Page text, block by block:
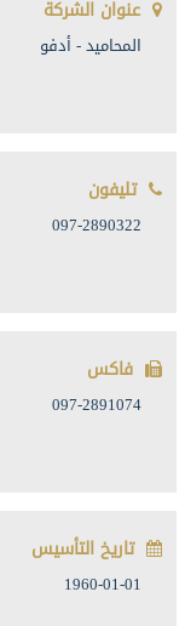
عنوان الشركة
المحاميد - أدفو
تليفون
097-2890322
فاكس
097-2891074
تاريخ التأسيس
1960-01-01